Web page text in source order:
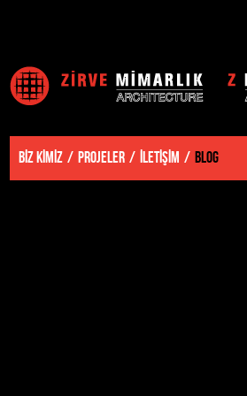
BİZ KİMİZ PROJELER İLETİŞİM BLOG